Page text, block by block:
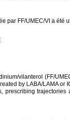
par FF/UMEC/VI a été
vilanterol (FF/
by LABA/LAMA or
prescribing